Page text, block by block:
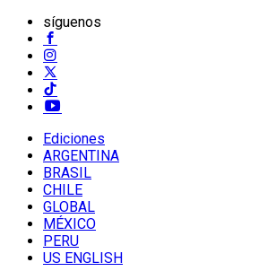
síguenos
Ediciones
ARGENTINA
BRASIL
CHILE
GLOBAL
MÉXICO
PERU
US ENGLISH